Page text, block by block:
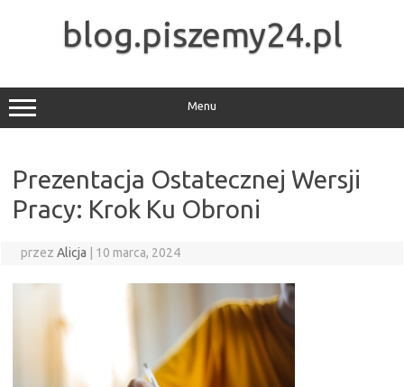
blog.piszemy24.pl
Menu
Prezentacja Ostatecznej Wersji
Pracy: Krok Ku Obroni
przez Alicja 10 marca, 2024